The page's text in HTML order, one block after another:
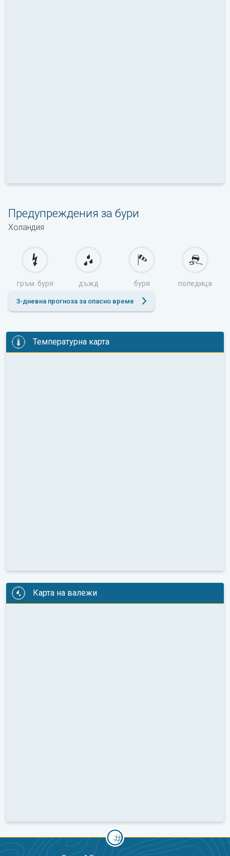
Предупреждения за бури
Холандия
гръм. буря дъжд буря поледица
3-дневна прогноза за опасно време
Температурна карта
Карта на валежи